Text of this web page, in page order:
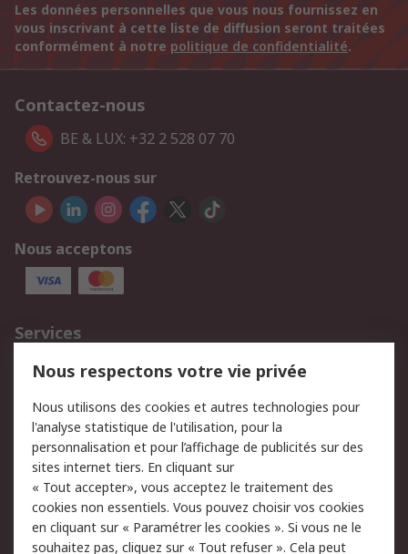
Les données personnelles que vous nous fournissez en
vous inscrivant à cette liste de diffusion seront traitées
conformément à notre politique de confidentialité.
Contactez-nous
BE & LUX: +32 2 528 07 70
Retrouvez-nous sur
Nous acceptons
Services
750.000 produits
2.500 marques
Retours
Support technique
Track & trace
Legal
Politique de cookies
Sécurité des e-mails
Politique de protection
Conditions générales
Nous respectons votre vie privée
Nous utilisons des cookies et autres technologies pour
l'analyse statistique de l'utilisation, pour la
personnalisation et pour l’affichage de publicités sur des
sites internet tiers. En cliquant sur
« Tout accepter», vous acceptez le traitement des
cookies non essentiels. Vous pouvez choisir vos cookies
en cliquant sur « Paramétrer les cookies ». Si vous ne le
souhaitez pas, cliquez sur « Tout refuser ». Cela peut